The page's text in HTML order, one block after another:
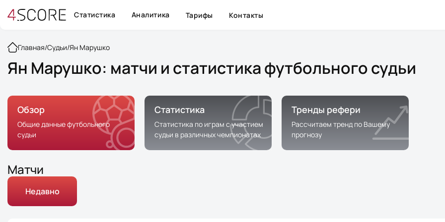
Статистика Аналитика Тарифы Контакты
Главная/Судьи/Ян Марушко
Ян Марушко: матчи и статистика футбольного судьи
Обзор
Общие данные футбольного
судьи
Статистика
Статистика по играм с участием
судьи в различных чемпионатах
Тренды рефери
Рассчитаем тренд по Вашему
прогнозу
Матчи
Недавно